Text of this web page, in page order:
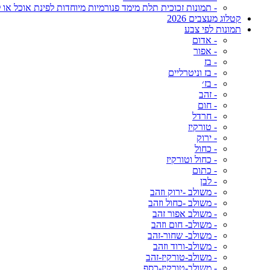
- תמונות זכוכית תלת מימד פנורמיות מיוחדות לפינת אוכל או
קטלוג מעצבים 2026
תמונות לפי צבע
- אדום
- אפור
- בז
- בז וניטרליים
- בז׳
- זהב
- חום
- חרדל
- טורקיז
- ירוק
- כחול
- כחול וטורקיז
- כתום
- לבן
- משולב -ירוק וזהב
- משולב -כחול וזהב
- משולב אפור זהב
- משולב- חום וזהב
- משולב- שחור-זהב
- משולב-ורוד וזהב
- משולב-טורקיז-זהב
- משולב-טורקיז-כסף